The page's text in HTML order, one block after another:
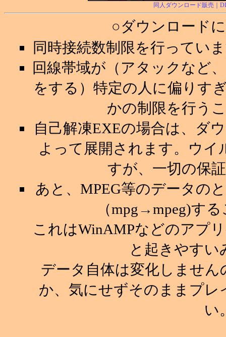
同人ダウンロード販売｜
○ダウンロード
同時接続数制限を行ってい
回線帯域が（アタックなど
をする）特定の人に偏りす
かの制限を行う
自己解凍EXEの場合は、ダ
よって展開されます。ウ
すが、一切の保
あと、MPEG等のデータの
（mpg→mpeg)す
これはWinAMPなどのアプ
と起きやすい
データ自体は変化しませ
か、気にせずそのままプ
い